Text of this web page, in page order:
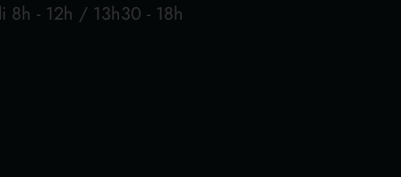
8h - 12h / 13h30 - 18h